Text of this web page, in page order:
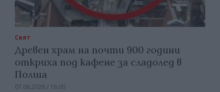
Свят
Древен храм на почти 900 години
откриха под кафене за сладолед в
Полша
07.08.2026 / 16:00